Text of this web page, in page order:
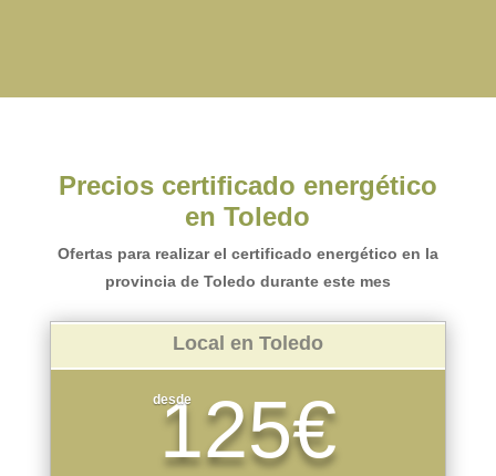
Precios certificado energético
en Toledo
Ofertas para realizar el certificado energético en la
provincia de Toledo durante este mes
Local en Toledo
desde
125€